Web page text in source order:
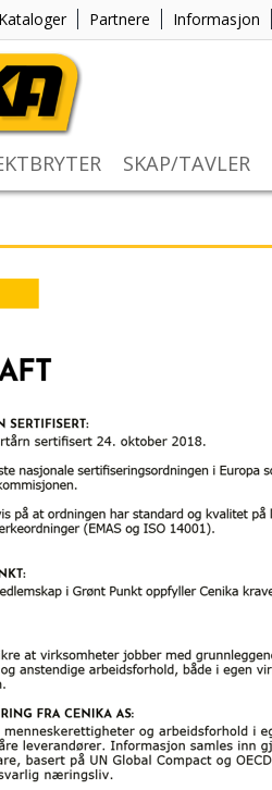
Kataloger Partnere Informasjon
SKAP/TAVLER